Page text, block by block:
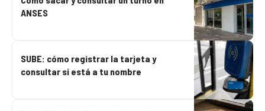
ANSES
SUBE: cómo registrar la tarjeta y
consultar si está a tu nombre